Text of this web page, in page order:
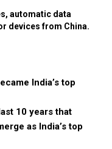
automatic data
devices from China.
India’s top
10 years that
as India’s top